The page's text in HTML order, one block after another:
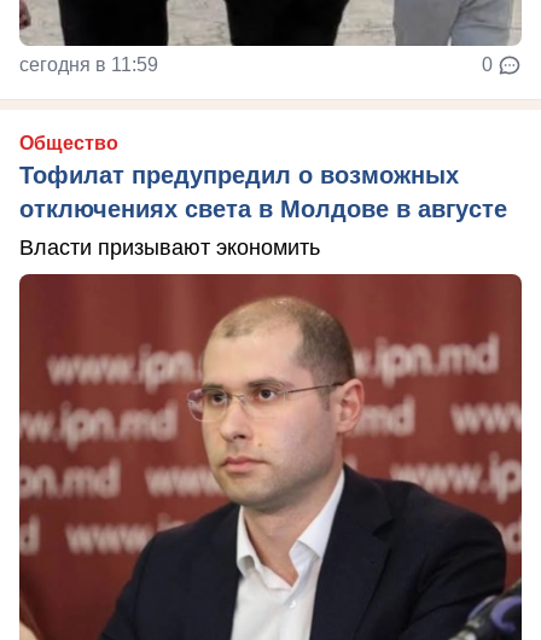
сегодня в 11:59 0
Общество
Тофилат предупредил о возможных
отключениях света в Молдове в августе
Власти призывают экономить